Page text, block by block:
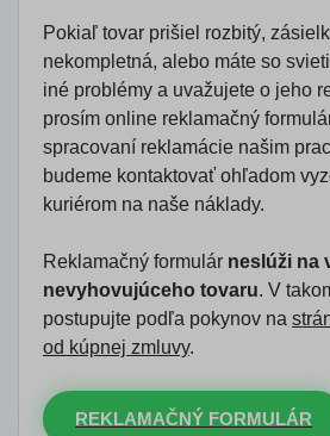
Pokiaľ tovar prišiel rozbitý,
nekompletná, alebo máte so
iné problémy a uvažujete o jeho
prosím online reklamačný
spracovaní reklamácie našim
budeme kontaktovať ohľadom
kuriérom na naše náklady.
Reklamačný formulár neslúži na
nevyhovujúceho tovaru. V
postupujte podľa pokynov na
od kúpnej zmluvy.
REKLAMAČNÝ FORMULÁR